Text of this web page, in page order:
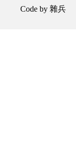
Code by 雜兵